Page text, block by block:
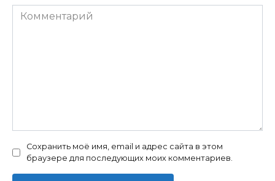
Комментарий
Сохранить моё имя, email и адрес сайта в этом
браузере для последующих моих комментариев.